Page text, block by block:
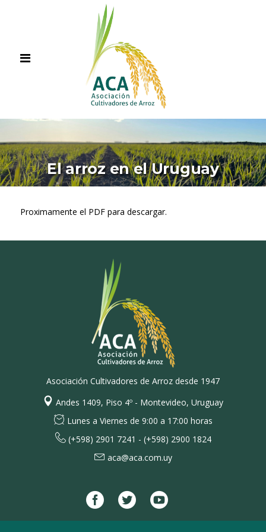
El arroz en el Uruguay
Proximamente el PDF para descargar.
Asociación Cultivadores de Arroz desde 1947
Andes 1409, Piso 4º - Montevideo, Uruguay
Lunes a Viernes de 9:00 a 17:00 horas
(+598) 2901 7241 - (+598) 2900 1824
aca@aca.com.uy